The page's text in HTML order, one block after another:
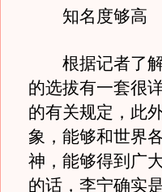
知名度够高
根据记者了解
的选拔有一套很
的有关规定，此
象，能够和世界
神，能够得到广
的话，李宁确实